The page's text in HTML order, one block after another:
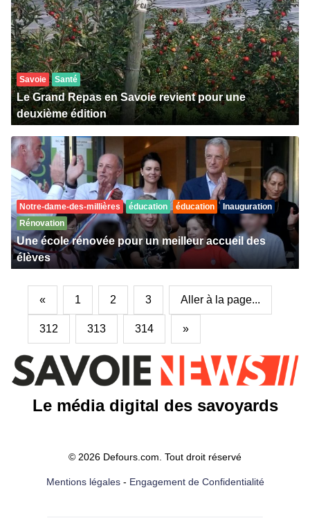
Savoie Santé
Le Grand Repas en Savoie revient pour une
deuxième édition
Notre-dame-des-millières éducation éducation
Inauguration
Rénovation
Une école rénovée pour un meilleur accueil des
élèves
« 1 2 3 Aller à la page...
312 313 314 »
Le média digital des savoyards
© 2026 Defours.com. Tout droit réservé
Mentions légales- Engagement de Confidentialité